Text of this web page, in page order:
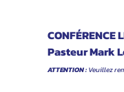
CONFÉRENCE
Pasteur Mark
ATTENTION : Veuillez